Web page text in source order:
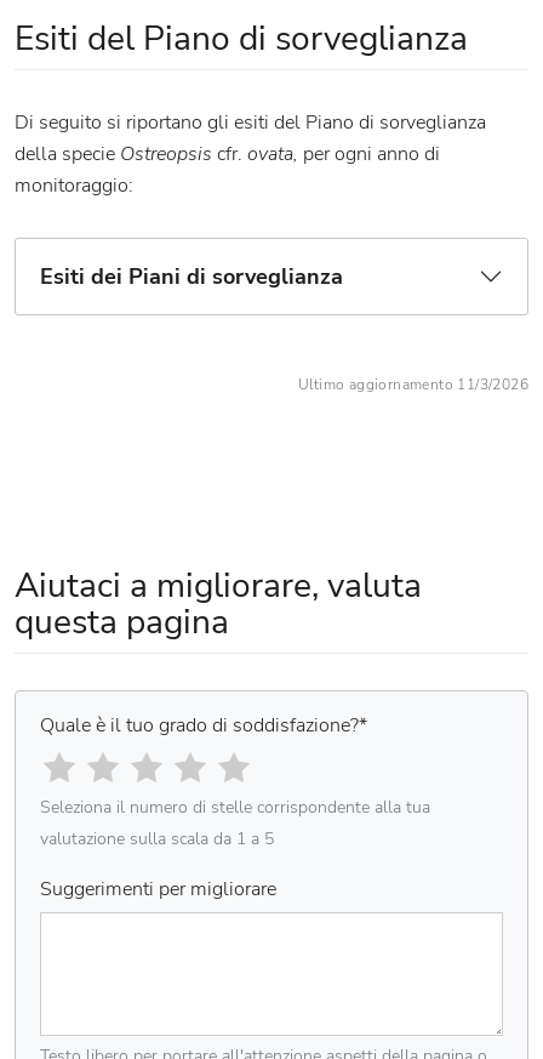
Esiti del Piano di sorveglianza
Di seguito si riportano gli esiti del Piano di sorveglianza
della specie Ostreopsis cfr. ovata, per ogni anno di
monitoraggio:
Esiti dei Piani di sorveglianza
Ultimo aggiornamento 11/3/2026
Aiutaci a migliorare, valuta
questa pagina
Quale è il tuo grado di soddisfazione?*
Seleziona il numero di stelle corrispondente alla tua
valutazione sulla scala da 1 a 5
Suggerimenti per migliorare